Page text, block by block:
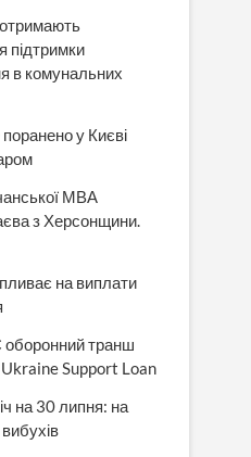
підтримки
в комунальних
у Києві
МВА
з Херсонщини.
на виплати
оборонний транш
Support Loan
на 30 липня: на